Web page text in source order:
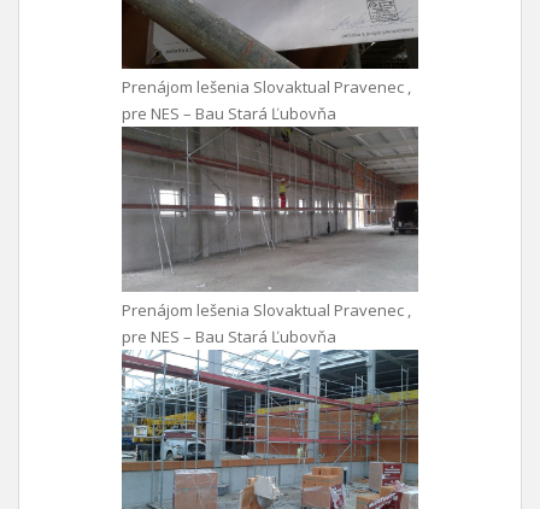
Prenájom lešenia Slovaktual Pravenec ,
pre NES – Bau Stará Ľubovňa
Prenájom lešenia Slovaktual Pravenec ,
pre NES – Bau Stará Ľubovňa